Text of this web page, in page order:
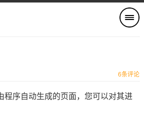
6条评论
程序自动生成的页面，您可以对其进